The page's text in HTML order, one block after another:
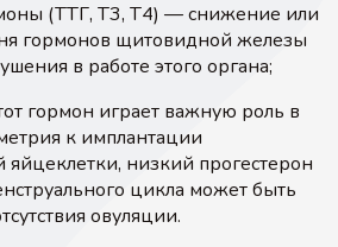
(ТТГ, Т3, Т4) — снижение или
гормонов щитовидной железы
в работе этого органа;
гормон играет важную роль в
к имплантации
низкий прогестерон
цикла может быть
овуляции.